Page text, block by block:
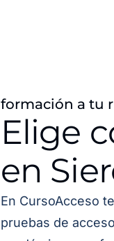
formación a tu
Elige
en
En CursoAcceso
pruebas de